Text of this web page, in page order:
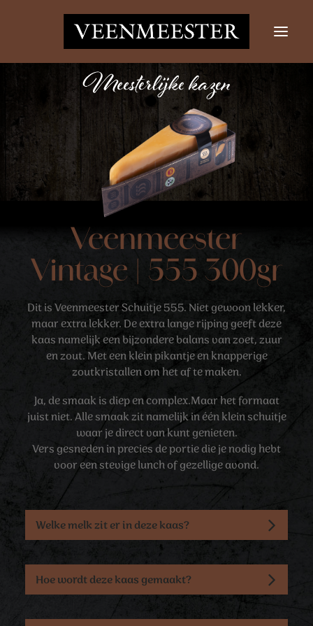
NIEUWS
CONTACT
LOGIN
Veenmeester
Vintage | 555 300gr
Dit is Veenmeester Schuitje 555. Niet gewoon lekker,
maar extra lekker. De extra lange rijping geeft deze
kaas namelijk een bijzondere balans van zoet, zuur
en zout. Met een klein pikantje en knapperige
zoutkristallen om het af te maken.
Ja, de smaak is diep en complex.Maar het formaat
juist niet. Alle smaak zit namelijk in één klein schuitje
waar je direct van kunt genieten.
Vers gesneden in precies de portie die je nodig hebt
voor een stevige lunch of gezellige avond.
Welke melk zit er in deze kaas?
Hoe wordt deze kaas gemaakt?